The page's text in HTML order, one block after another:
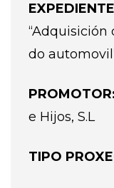
do
e Hijos, S.L
TIPO